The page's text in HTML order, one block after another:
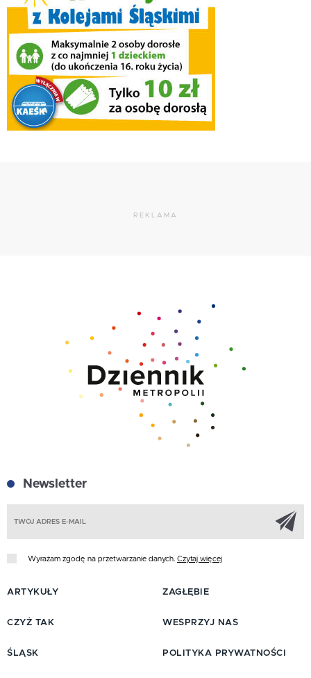
REKLAMA
Newsletter
Wyrażam zgodę na przetwarzanie danych. Czytaj więcej
ARTYKUŁY
CZYŻ TAK
ŚLĄSK
ZAGŁĘBIE
WESPRZYJ NAS
POLITYKA PRYWATNOŚCI